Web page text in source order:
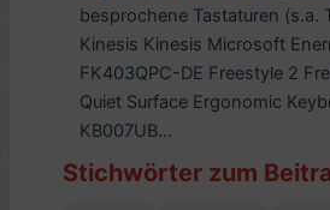
besprochene Tastaturen (s.a.
Kinesis Kinesis Microsoft
FK403QPC-DE Freestyle 2
Quiet Surface Ergonomic
KB007UB...
Stichwörter zum